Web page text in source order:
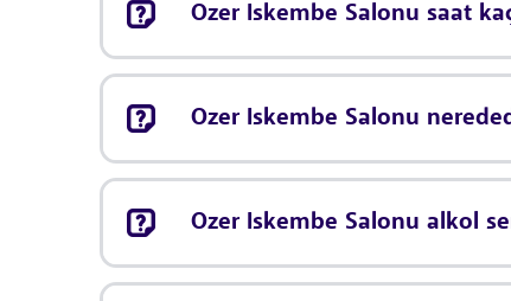
Ozer Iskembe Salonu saat
Ozer Iskembe Salonu
Ozer Iskembe Salonu alkol